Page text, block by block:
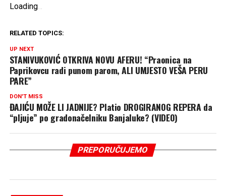
Loading...
RELATED TOPICS:
UP NEXT
STANIVUKOVIĆ OTKRIVA NOVU AFERU! “Praonica na
Paprikovcu radi punom parom, ALI UMJESTO VEŠA PERU
PARE”
DON'T MISS
ĐAJIĆU MOŽE LI JADNIJE? Platio DROGIRANOG REPERA da
“pljuje” po gradonačelniku Banjaluke? (VIDEO)
PREPORUČUJEMO